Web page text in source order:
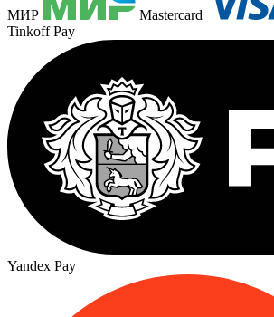
МИР Mastercard
Tinkoff Pay
Yandex Pay